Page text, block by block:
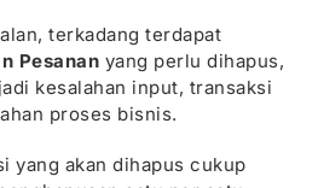
terkadang terdapat
Pesanan yang perlu dihapus,
kesalahan input, transaksi
proses bisnis.
yang akan dihapus cukup